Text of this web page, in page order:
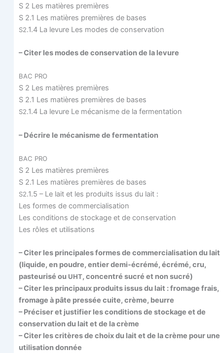
S 2 Les matières premières
S 2.1 Les matières pre­mières de bases
S2.1.4 La levure Les modes de conservation
– Citer les modes de conser­va­tion de la levure
BAC PRO
S 2 Les matières premières
S 2.1 Les matières pre­mières de bases
S2.1.4 La levure Le méca­nisme de la fermentation
– Décrire le méca­nisme de fermentation
BAC PRO
S 2 Les matières premières
S 2.1 Les matières pre­mières de bases
S2.1.5 – Le lait et les pro­duits issus du lait :
Les formes de commercialisation
Les condi­tions de sto­ckage et de conservation
Les rôles et utilisations
– Citer les prin­ci­pales formes de com­mer­cia­li­sa­tion du lait
(liquide, en poudre, entier demi-écré­mé, écré­mé, cru,
pas­teu­ri­sé ou UHT, concen­tré sucré et non sucré)
– Citer les prin­ci­paux pro­duits issus du lait : fro­mage frais,
fro­mage à pâte pres­sée cuite, crème, beurre
– Pré­ci­ser et jus­ti­fier les condi­tions de sto­ckage et de
conser­va­tion du lait et de la crème
– Citer les cri­tères de choix du lait et de la crème pour une
uti­li­sa­tion donnée